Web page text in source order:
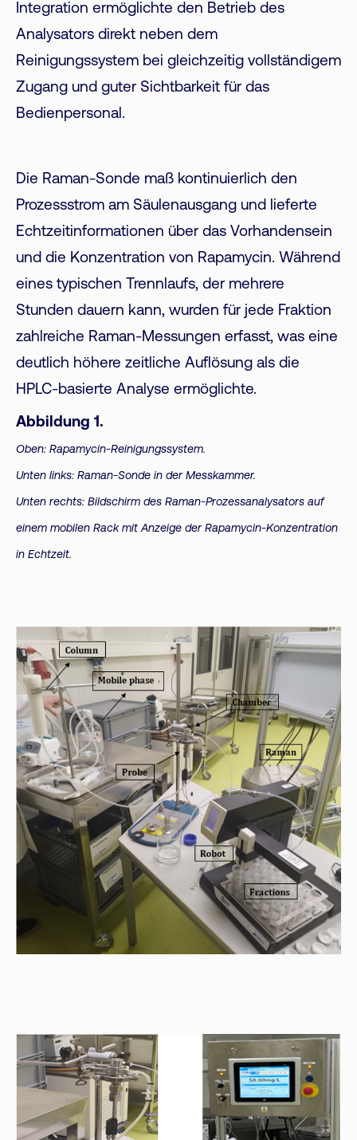
Integration ermöglichte den Betrieb des
Analysators direkt neben dem
Reinigungssystem bei gleichzeitig vollständigem
Zugang und guter Sichtbarkeit für das
Bedienpersonal.
Die Raman-Sonde maß kontinuierlich den
Prozessstrom am Säulenausgang und lieferte
Echtzeitinformationen über das Vorhandensein
und die Konzentration von Rapamycin. Während
eines typischen Trennlaufs, der mehrere
Stunden dauern kann, wurden für jede Fraktion
zahlreiche Raman-Messungen erfasst, was eine
deutlich höhere zeitliche Auflösung als die
HPLC-basierte Analyse ermöglichte.
Abbildung 1.
Oben: Rapamycin-Reinigungssystem.
Unten links: Raman-Sonde in der Messkammer.
Unten rechts: Bildschirm des Raman-Prozessanalysators auf
einem mobilen Rack mit Anzeige der Rapamycin-Konzentration
in Echtzeit.